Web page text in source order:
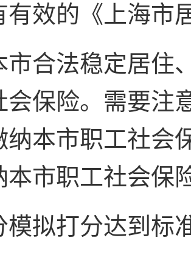
有效的《上海市
市合法稳定居住
会保险。需要注
纳本市职工社会
本市职工社会保
模拟打分达到标